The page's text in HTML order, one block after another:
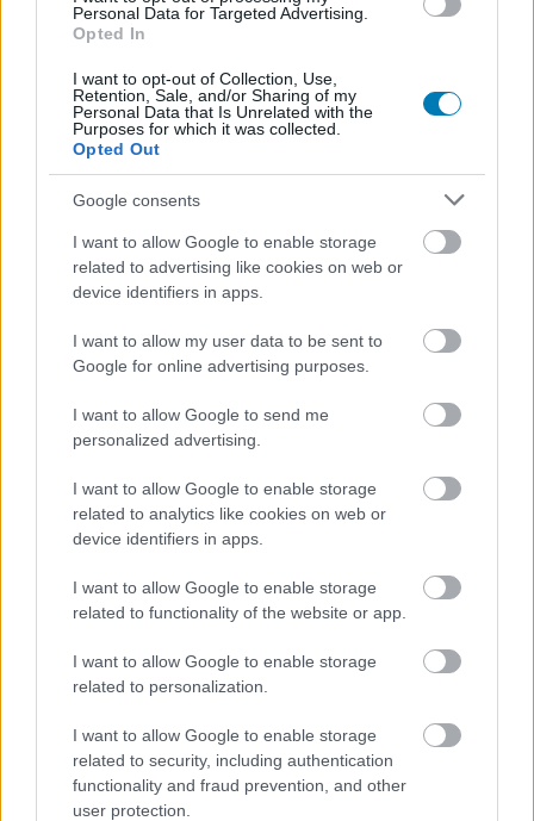
Personal Data for Targeted Advertising.
Opted In
I want to opt-out of Collection, Use,
Retention, Sale, and/or Sharing of my
Personal Data that Is Unrelated with the
Purposes for which it was collected.
Opted Out
Google consents
I want to allow Google to enable storage
related to advertising like cookies on web or
device identifiers in apps.
I want to allow my user data to be sent to
Google for online advertising purposes.
I want to allow Google to send me
personalized advertising.
I want to allow Google to enable storage
related to analytics like cookies on web or
device identifiers in apps.
I want to allow Google to enable storage
related to functionality of the website or app.
I want to allow Google to enable storage
related to personalization.
I want to allow Google to enable storage
related to security, including authentication
functionality and fraud prevention, and other
user protection.
Ezt a 17 játékot játszhatják
további költségek nélkül a
PlayStation Plus előfizetői
|2023 március 15. 18:05
Unmute Loaded:
21.86%
Ahogy azt már mindenki tudja, a PlayStation Plus
előfizetői, függetlenül attól, hogy a szolgáltatás mely
játékkal gazdagíthatják gyűjteményüket, de mióta
megjelent a Premium és az Extra szint is, a Sony egy
hónapban kétszer frissíti az előfizetők számára elérhető
címek tárházát.
A következő frissítésre március 21-én kerül sor, és